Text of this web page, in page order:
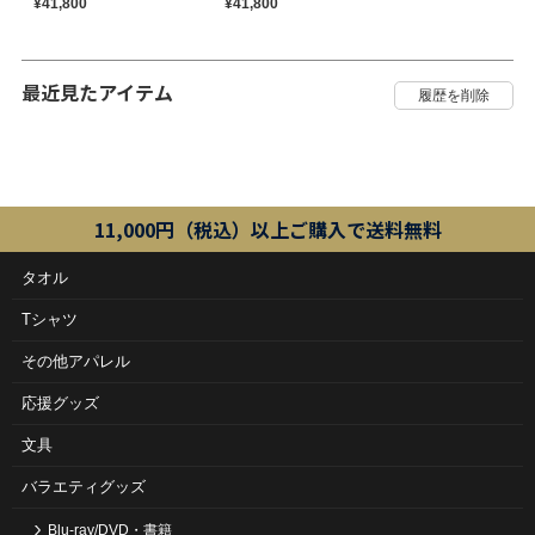
¥41,800 ¥41,800
最近見たアイテム
11,000円（税込）以上ご購入で送料無料
タオル
Tシャツ
その他アパレル
応援グッズ
文具
バラエティグッズ
Blu-ray/DVD・書籍